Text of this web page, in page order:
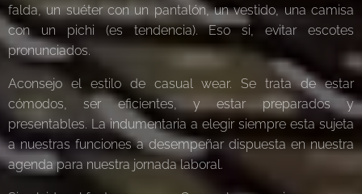
falda, un suéter con un pantalón, un vestido, una camisa
con un pichi (es tendencia). Eso si, evitar escotes
pronunciados.
Aconsejo el estilo de casual wear. Se trata de estar
cómodos, ser eficientes, y estar preparados y
presentables. La indumentaria a elegir siempre esta sujeta
a nuestras funciones a desempeñar dispuesta en nuestra
agenda para nuestra jornada laboral.